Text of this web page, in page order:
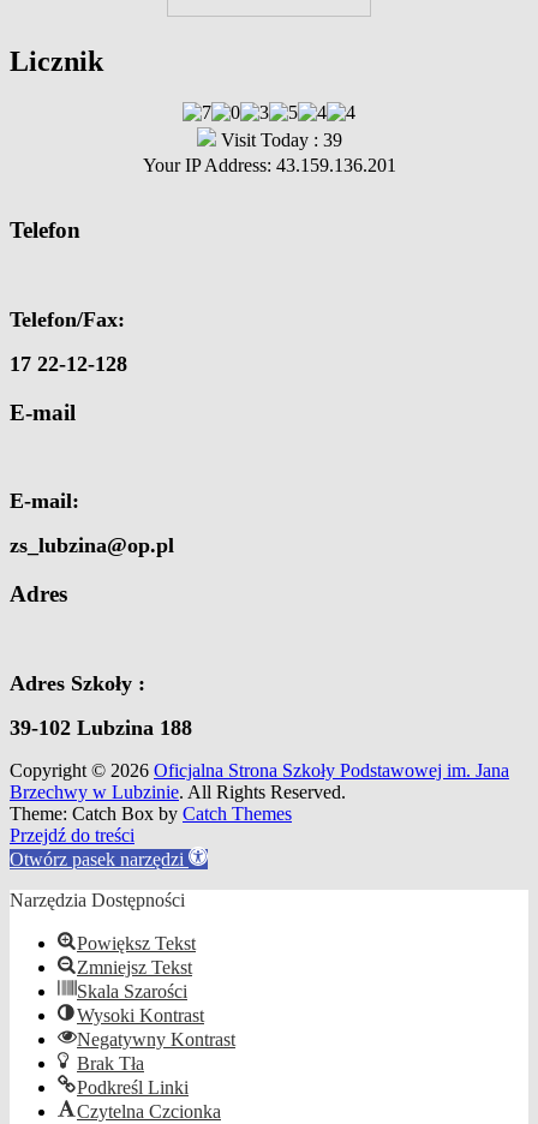
Licznik
Visit Today : 39
Your IP Address: 43.159.136.201
Telefon
Telefon/Fax:
17 22-12-128
E-mail
E-mail:
zs_lubzina@op.pl
Adres
Adres Szkoły :
39-102 Lubzina 188
Copyright © 2026 Oficjalna Strona Szkoły Podstawowej im. Jana
Brzechwy w Lubzinie. All Rights Reserved.
Theme: Catch Box by Catch Themes
Scroll
Up
Przejdź do treści
Otwórz pasek narzędzi
Narzędzia Dostępności
Powiększ Tekst
Zmniejsz Tekst
Skala Szarości
Wysoki Kontrast
Negatywny Kontrast
Brak Tła
Podkreśl Linki
Czytelna Czcionka